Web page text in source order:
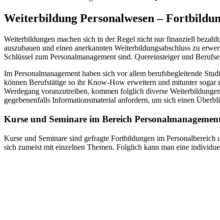
Weiterbildung Personalwesen –
Weiterbildungen machen sich in der Regel nicht nur finanziell
auszubauen und einen anerkannten Weiterbildungsabschluss zu
Schlüssel zum Personalmanagement sind. Quereinsteiger und
Im Personalmanagement haben sich vor allem berufsbegleitende
können Berufstätige so ihr Know-How erweitern und mitunter sogar
Werdegang voranzutreiben, kommen folglich diverse
gegebenenfalls Informationsmaterial anfordern, um sich einen
Kurse und Seminare im Bereich
Kurse und Seminare sind gefragte Fortbildungen im
sich zumeist mit einzelnen Themen. Folglich kann man eine